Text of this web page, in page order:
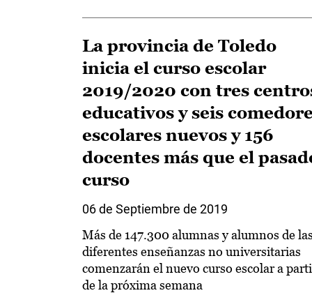
La provincia de Toledo
inicia el curso escolar
2019/2020 con tres
educativos y seis
escolares nuevos y 156
docentes más que el
curso
06 de Septiembre de 2019
Más de 147.300 alumnas y alumnos de las
diferentes enseñanzas no universitarias
comenzarán el nuevo curso escolar a
de la próxima semana